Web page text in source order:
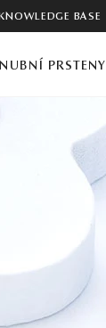
KNOWLEDGE BASE
PRSTENY